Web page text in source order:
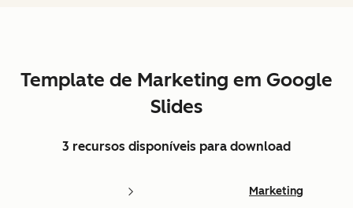
Template de Marketing em Google
Slides
3 recursos disponíveis para download
Marketing